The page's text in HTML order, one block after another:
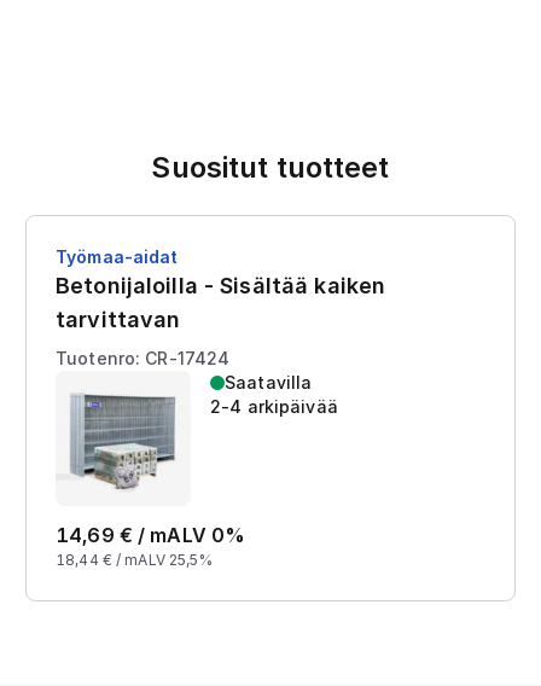
Suositut tuotteet
Työmaa-aidat
Betonijaloilla - Sisältää kaiken
tarvittavan
Tuotenro: CR-17424
Saatavilla
2-4 arkipäivää
14,69 € / mALV 0%
18,44 € / mALV 25,5%